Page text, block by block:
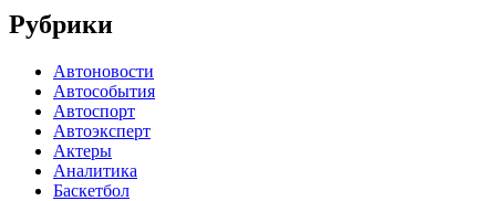
Рубрики
Автоновости
Автособытия
Автоспорт
Автоэксперт
Актеры
Аналитика
Баскетбол